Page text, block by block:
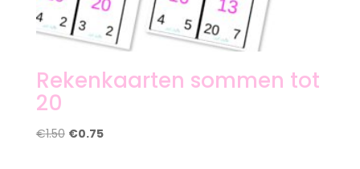
Rekenkaarten sommen tot
20
€1.50 Oorspronkelijke
€0.75Huidige